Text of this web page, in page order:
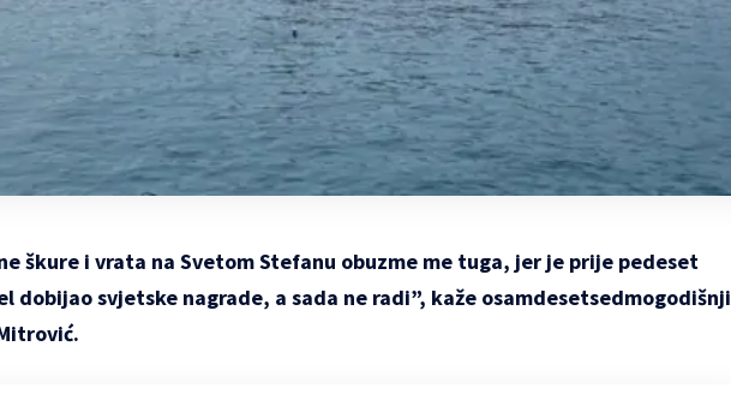
škure i vrata na Svetom Stefanu obuzme me tuga, jer je prije pedeset
dobijao svjetske nagrade, a sada ne radi”, kaže osamdesetsedmogodišnji